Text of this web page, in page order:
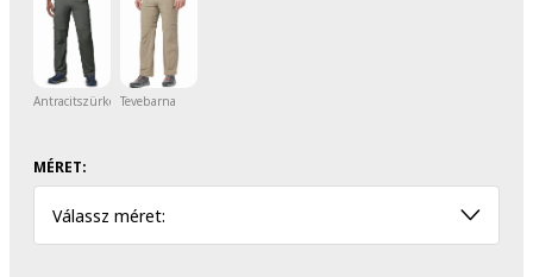
Antracitszürke Tevebarna
MÉRET:
Válassz méret: